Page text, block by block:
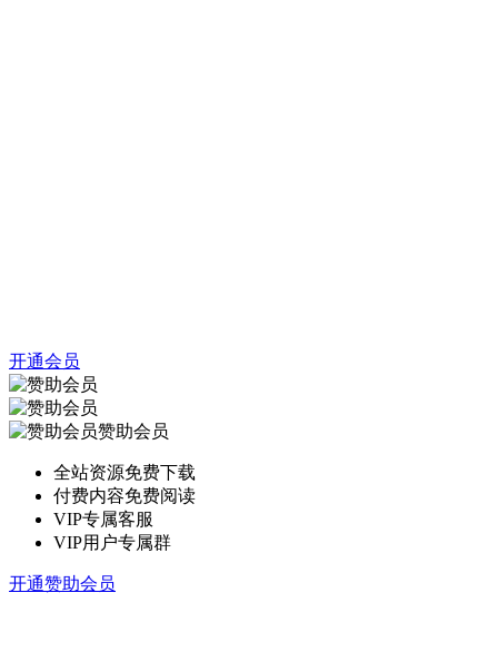
开通会员
赞助会员
全站资源免费下载
付费内容免费阅读
VIP专属客服
VIP用户专属群
开通赞助会员